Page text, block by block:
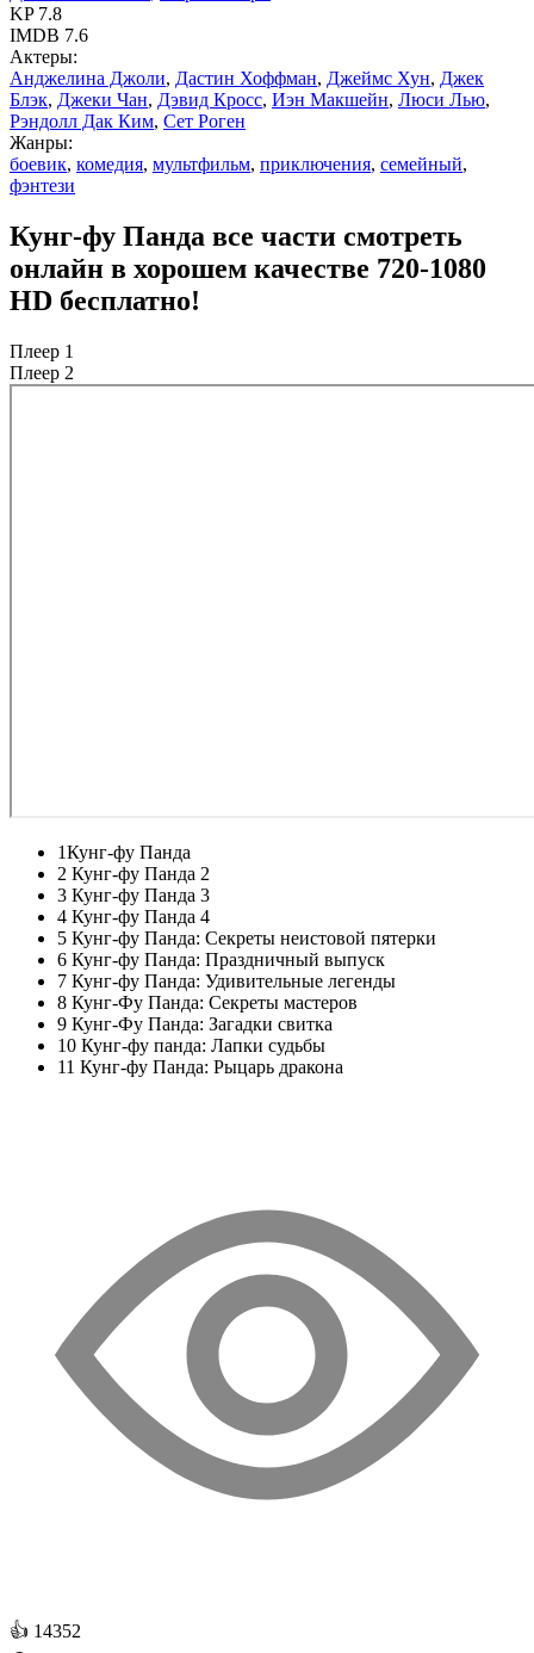
KP7.8
IMDB 7.6
Актеры:
Анджелина Джоли, Дастин Хоффман, Джеймс Хун, Джек
Блэк, Джеки Чан, Дэвид Кросс, Иэн Макшейн, Люси Лью,
Рэндолл Дак Ким, Сет Роген
Жанры:
боевик, комедия, мультфильм, приключения, семейный,
фэнтези
Кунг-фу Панда все части смотреть
онлайн в хорошем качестве 720-1080
HD бесплатно!
Плеер 1
Плеер 2
1Кунг-фу Панда
2 Кунг-фу Панда 2
3 Кунг-фу Панда 3
4 Кунг-фу Панда 4
5 Кунг-фу Панда: Секреты неистовой пятерки
6 Кунг-фу Панда: Праздничный выпуск
7 Кунг-фу Панда: Удивительные легенды
8 Кунг-Фу Панда: Секреты мастеров
9 Кунг-Фу Панда: Загадки свитка
10 Кунг-фу панда: Лапки судьбы
11 Кунг-фу Панда: Рыцарь дракона
👍 14352